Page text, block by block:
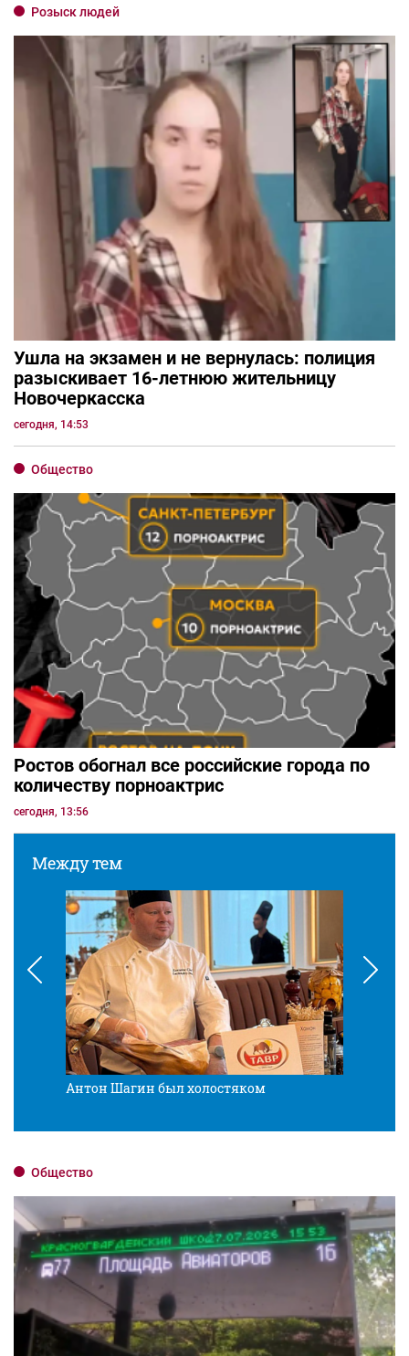
Розыск людей
Ушла на экзамен и не вернулась: полиция
разыскивает 16-летнюю жительницу
Новочеркасска
сегодня, 14:53
Общество
Ростов обогнал все российские города по
количеству порноактрис
сегодня, 13:56
Между тем
Антон Шагин был холостяком
Общество